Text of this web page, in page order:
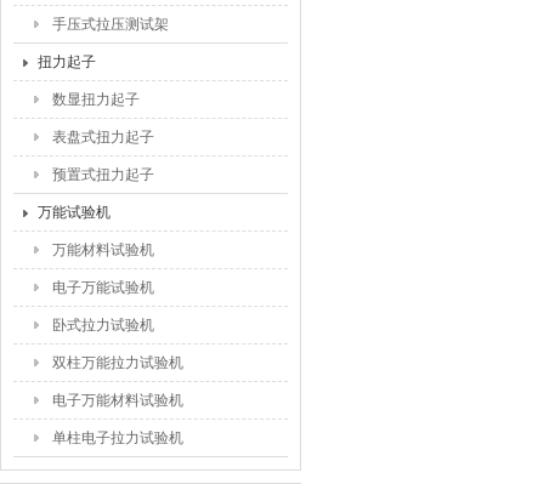
手压式拉压测试架
扭力起子
数显扭力起子
表盘式扭力起子
预置式扭力起子
万能试验机
万能材料试验机
电子万能试验机
卧式拉力试验机
双柱万能拉力试验机
电子万能材料试验机
单柱电子拉力试验机